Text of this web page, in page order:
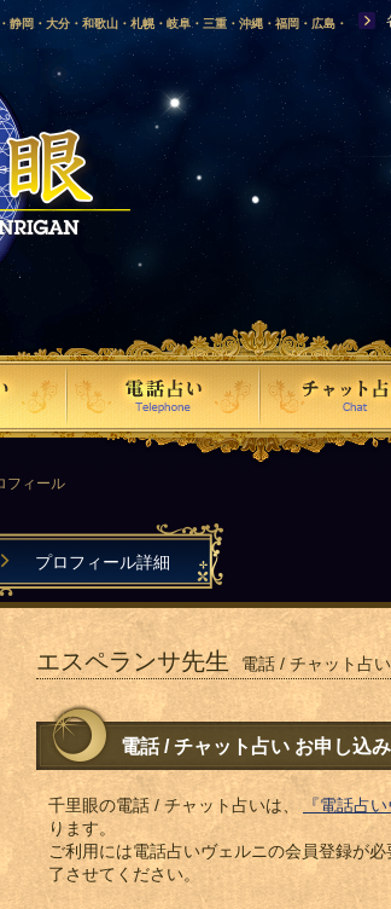
岡・大分・和歌山・札幌・岐阜・三重・沖縄・福岡・広島・
岩手・高知・熊本・群馬・滋賀・福井・仙台・山口・宮崎・山
・新潟・秋田・青森・島根に店舗を構える、口コミで評判の人
フィール
プロフィール詳細
エスペランサ先生 電話 / チャット占い
電話 / チャット占い お申し込み
千里眼の電話 / チャット占いは、 『電話占い
ります。
ご利用には電話占いヴェルニの会員登録が
了させてください。